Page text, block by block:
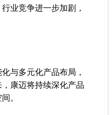
业竞争进一步加剧，
与多元化产品布局，
康迈将持续深化产品
。